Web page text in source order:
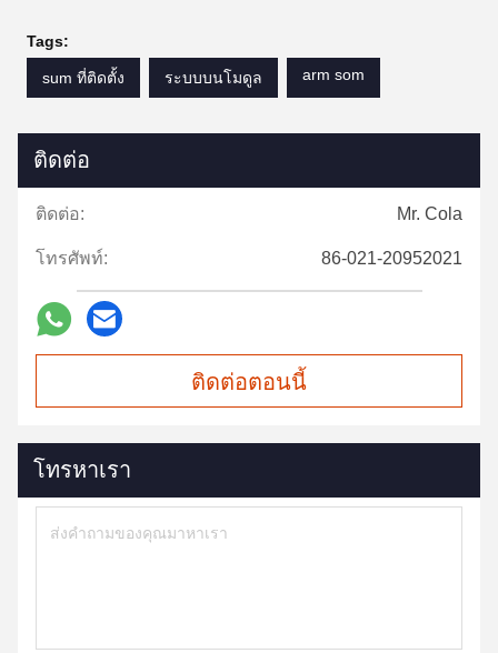
Tags:
sum ที่ติดตั้ง ระบบบนโมดูล arm som
ติดต่อ
ติดต่อ: Mr. Cola
โทรศัพท์: 86-021-20952021
ติดต่อตอนนี้
โทรหาเรา